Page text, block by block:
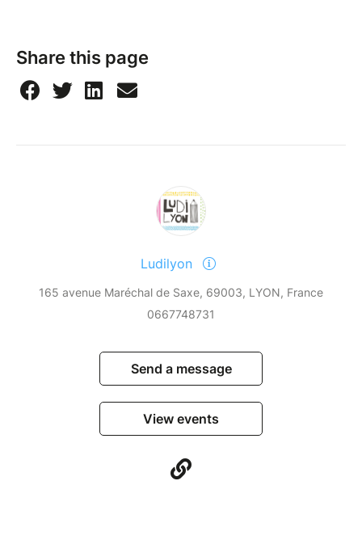
Share this page
Ludilyon
165 avenue Maréchal de Saxe, 69003, LYON, France
0667748731
Send a message
View events